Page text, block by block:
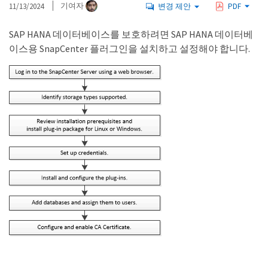
11/13/2024 기여자 변경 제안 PDF
SAP HANA 데이터베이스를 보호하려면 SAP HANA 데이터베
이스용 SnapCenter 플러그인을 설치하고 설정해야 합니다.